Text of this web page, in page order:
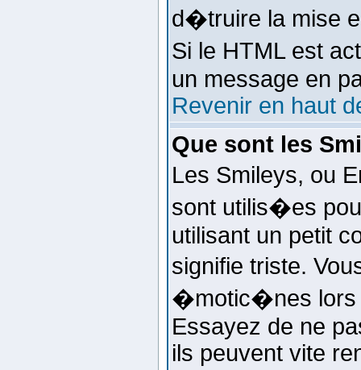
d�truire la mise
Si le HTML est
un message en
Revenir en haut
Que sont les
Les Smileys, ou
sont utilis�es
utilisant un petit
signifie triste.
�motic�nes lors
Essayez de ne
ils peuvent vite